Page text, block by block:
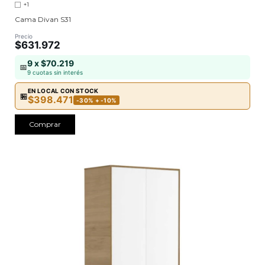
+1
Cama Divan S31
Precio
$631.972
📅9 x $70.219
9 cuotas sin interés
🏪
EN LOCAL CON STOCK
$398.471 -30% + -10%
Comprar